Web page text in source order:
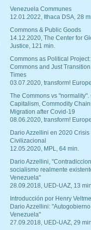
Venezuela Communes
12.01.2022, Ithaca DSA, 28
Commons & Public Goods
14.12.2020, The Center for
Justice, 121 min.
Commons as Political Project:
Commons and Just
Times
03.07.2020, transform!
The Commons vs "normality".
Capitalism, Commodity
Migration after Covid-19
08.06.2020, transform!
Dario Azzellini en 2020 Crisis
Civilizacional
12.05.2020, MPL, 64 min.
Dario Azzellini,
socialismo realmente
Venezuela"
28.09.2018, UED-UAZ, 13
Introducción por Henry
Dario Azzellini:
Venezuela"
27.09.2018, UED-UAZ, 29